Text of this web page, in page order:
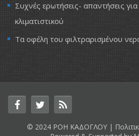
Συχνές ερωτήσεις- απαντήσεις
κλιματιστικού
Τα οφέλη του φιλτραρισμένου
© 2024 ΡΟΗ ΚΑΔΟΓΛΟΥ |